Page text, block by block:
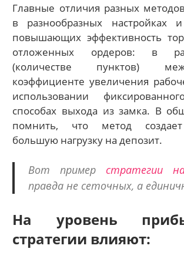
Главные отличия разных
в разнообразных настройках
повышающих эффективность
отложенных ордеров: в
(количестве пунктов)
коэффициенте увеличения
использовании
способах выхода из замка. В
помнить, что метод создает
большую нагрузку на депозит.
Вот пример стратегии
правда не сеточных, а
На уровень
стратегии влияют: